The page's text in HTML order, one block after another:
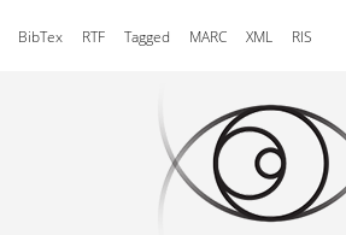
BibTex RTF Tagged MARC XML RIS